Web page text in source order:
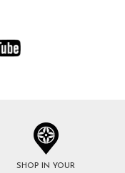
SHOP IN YOUR